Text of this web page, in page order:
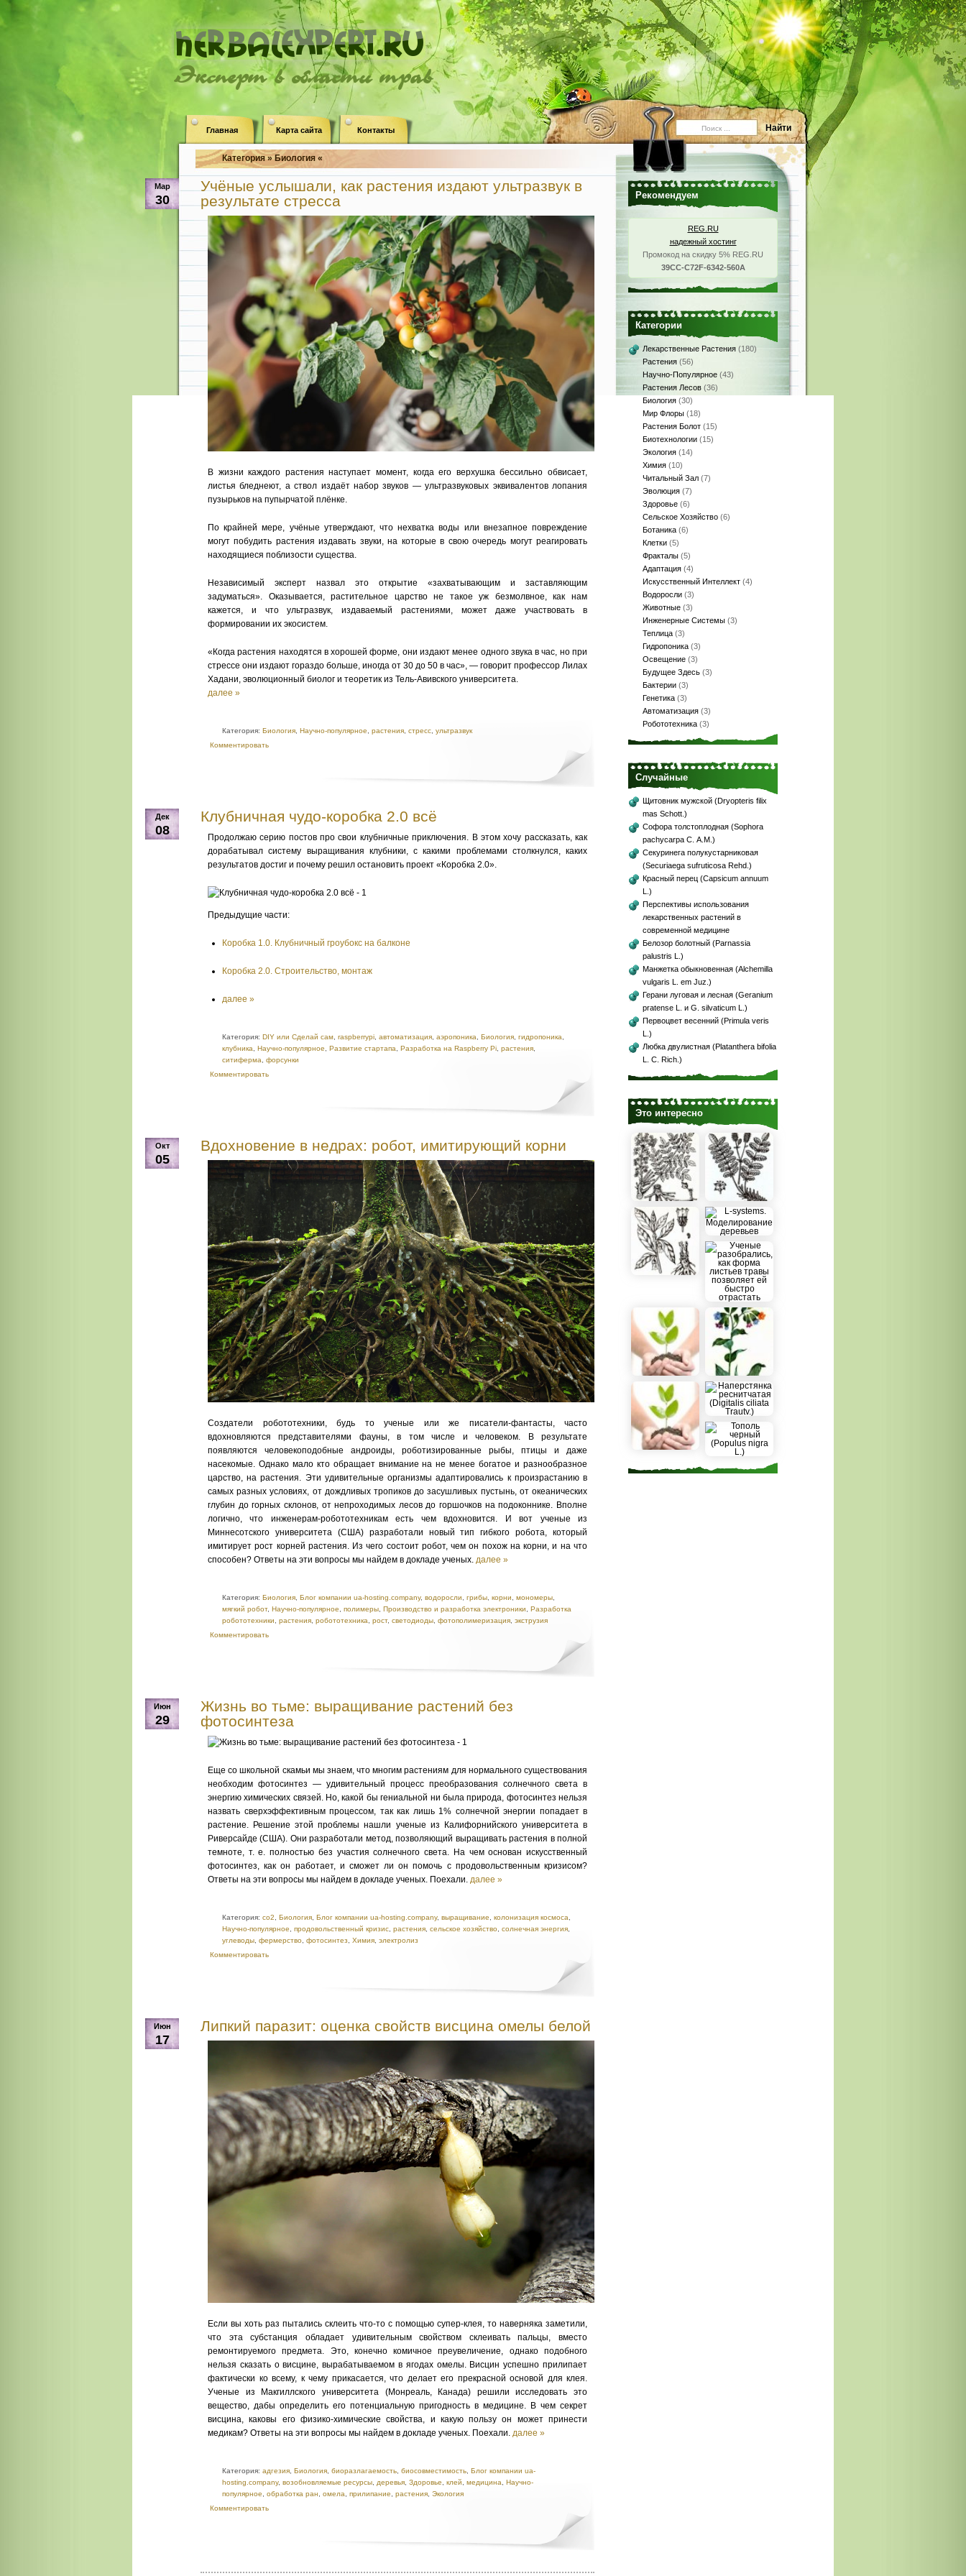
Эксперт в области трав
Главная Карта сайта Контакты
Категория » Биология «
Мар
30
Учёные услышали, как растения издают ультразвук в
результате стресса
В жизни каждого растения наступает момент, когда его верхушка бессильно обвисает,
листья бледнеют, а ствол издаёт набор звуков — ультразвуковых эквивалентов лопания
пузырьков на пупырчатой плёнке.
По крайней мере, учёные утверждают, что нехватка воды или внезапное повреждение
могут побудить растения издавать звуки, на которые в свою очередь могут реагировать
находящиеся поблизости существа.
Независимый эксперт назвал это открытие «захватывающим и заставляющим
задуматься». Оказывается, растительное царство не такое уж безмолвное, как нам
кажется, и что ультразвук, издаваемый растениями, может даже участвовать в
формировании их экосистем.
«Когда растения находятся в хорошей форме, они издают менее одного звука в час, но при
стрессе они издают гораздо больше, иногда от 30 до 50 в час», — говорит профессор Лилах
Хадани, эволюционный биолог и теоретик из Тель-Авивского университета.
далее »
Категория: Биология Научно-популярное растения стресс ультразвук
Комментировать
Дек
08
Клубничная чудо-коробка 2.0 всё
Продолжаю серию постов про свои клубничные приключения. В этом хочу рассказать, как
дорабатывал систему выращивания клубники, с какими проблемами столкнулся, каких
результатов достиг и почему решил остановить проект «Коробка 2.0».
Предыдущие части:
Коробка 1.0. Клубничный гроубокс на балконе
Коробка 2.0. Строительство, монтаж
далее »
Категория: DIY или Сделай сам raspberrypi автоматизация аэропоника Биология гидропоника
клубника
Научно-популярное Развитие стартапа Разработка на Raspberry Pi растения
ситиферма
форсунки
Комментировать
Окт
05
Вдохновение в недрах: робот, имитирующий корни
Создатели робототехники, будь то ученые или же писатели-фантасты, часто
вдохновляются представителями фауны, в том числе и человеком. В результате
появляются человекоподобные андроиды, роботизированные рыбы, птицы и даже
насекомые. Однако мало кто обращает внимание на не менее богатое и разнообразное
царство, на растения. Эти удивительные организмы адаптировались к произрастанию в
самых разных условиях, от дождливых тропиков до засушливых пустынь, от океанических
глубин до горных склонов, от непроходимых лесов до горшочков на подоконнике. Вполне
логично, что инженерам-робототехникам есть чем вдохновится. И вот ученые из
Миннесотского университета (США) разработали новый тип гибкого робота, который
имитирует рост корней растения. Из чего состоит робот, чем он похож на корни, и на что
способен? Ответы на эти вопросы мы найдем в докладе ученых. далее »
Категория: Биология Блог компании ua-hosting.company, водоросли грибы корни мономеры
мягкий робот, Научно-популярное полимеры Производство и разработка электроники
Разработка
робототехники
растения робототехника рост, светодиоды фотополимеризация экструзия
Комментировать
Июн
29
Жизнь во тьме: выращивание растений без
фотосинтеза
Еще со школьной скамьи мы знаем, что многим растениям для нормального существования
необходим фотосинтез — удивительный процесс преобразования солнечного света в
энергию химических связей. Но, какой бы гениальной ни была природа, фотосинтез нельзя
назвать сверхэффективным процессом, так как лишь 1% солнечной энергии попадает в
растение. Решение этой проблемы нашли ученые из Калифорнийского университета в
Риверсайде (США). Они разработали метод, позволяющий выращивать растения в полной
темноте, т. е. полностью без участия солнечного света. На чем основан искусственный
фотосинтез, как он работает, и сможет ли он помочь с продовольственным кризисом?
Ответы на эти вопросы мы найдем в докладе ученых. Поехали. далее »
Категория: co2 Биология Блог компании ua-hosting.company, выращивание колонизация космоса
Научно-популярное
продовольственный кризис растения сельское хозяйство солнечная энергия
углеводы фермерство фотосинтез Химия электролиз
Комментировать
Июн
17
Липкий паразит: оценка свойств висцина омелы белой
Если вы хоть раз пытались склеить что-то с помощью супер-клея, то наверняка заметили,
что эта субстанция обладает удивительным свойством склеивать пальцы, вместо
ремонтируемого предмета. Это, конечно комичное преувеличение, однако подобного
нельзя сказать о висцине, вырабатываемом в ягодах омелы. Висцин успешно прилипает
фактически ко всему, к чему прикасается, что делает его прекрасной основой для клея.
Ученые из Макгиллского университета (Монреаль, Канада) решили исследовать это
вещество, дабы определить его потенциальную пригодность в медицине. В чем секрет
висцина, каковы его физико-химические свойства, и какую пользу он может принести
медикам? Ответы на эти вопросы мы найдем в докладе ученых. Поехали. далее »
Категория: адгезия Биология биоразлагаемость биосовместимость Блог компании ua-
hosting.company, возобновляемые ресурсы деревья Здоровье клей медицина
Научно-
популярное
обработка ран омела прилипание растения Экология
Комментировать
Рекомендуем
REG.RU
надежный хостинг
Промокод на скидку 5% REG.RU
39CC-C72F-6342-560A
Категории
Лекарственные Растения (180)
Растения (56)
Научно-Популярное (43)
Растения Лесов (36)
Биология (30)
Мир Флоры (18)
Растения Болот (15)
Биотехнологии (15)
Экология (14)
Химия (10)
Читальный Зал (7)
Эволюция (7)
Здоровье (6)
Сельское Хозяйство (6)
Ботаника (6)
Клетки (5)
Фракталы (5)
Адаптация (4)
Искусственный Интеллект (4)
Водоросли (3)
Животные (3)
Инженерные Системы (3)
Теплица (3)
Гидропоника (3)
Освещение (3)
Будущее Здесь (3)
Бактерии (3)
Генетика (3)
Автоматизация (3)
Робототехника (3)
Случайные
Щитовник мужской (Dryopteris filix
mas Schott.)
Софора толстоплодная (Sophora
pachycarpa С. A.M.)
Секуринега полукустарниковая
(Securiaega sufruticosa Rehd.)
Красный перец (Capsicum annuum
L.)
Перспективы использования
лекарственных растений в
современной медицине
Белозор болотный (Parnassia
palustris L.)
Манжетка обыкновенная (Alchemilla
vulgaris L. em Juz.)
Герани луговая и лесная (Geranium
pratense L. и G. silvaticum L.)
Первоцвет весенний (Primula veris
L.)
Любка двулистная (Platanthera bifolia
L. С. Rich.)
Это интересно